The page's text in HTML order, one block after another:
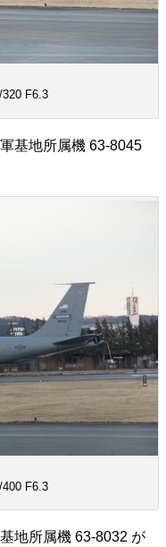
F6.3
基地所属機 63-8045
F6.3
地所属機 63-8032 が